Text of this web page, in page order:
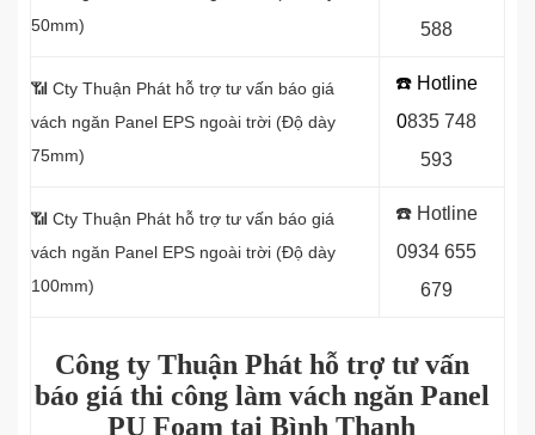
50mm)
588
📶 Cty Thuận Phát hỗ trợ tư vấn báo giá
vách ngăn Panel EPS ngoài trời (Độ dày
75mm)
☎️ Hotline
0835 748
593
📶 Cty Thuận Phát hỗ trợ tư vấn báo giá
vách ngăn Panel EPS ngoài trời (Độ dày
100mm)
☎️ Hotline
0934 655
679
Công ty Thuận Phát hỗ trợ tư vấn
báo giá thi công làm vách ngăn Panel
PU Foam tại Bình Thạnh